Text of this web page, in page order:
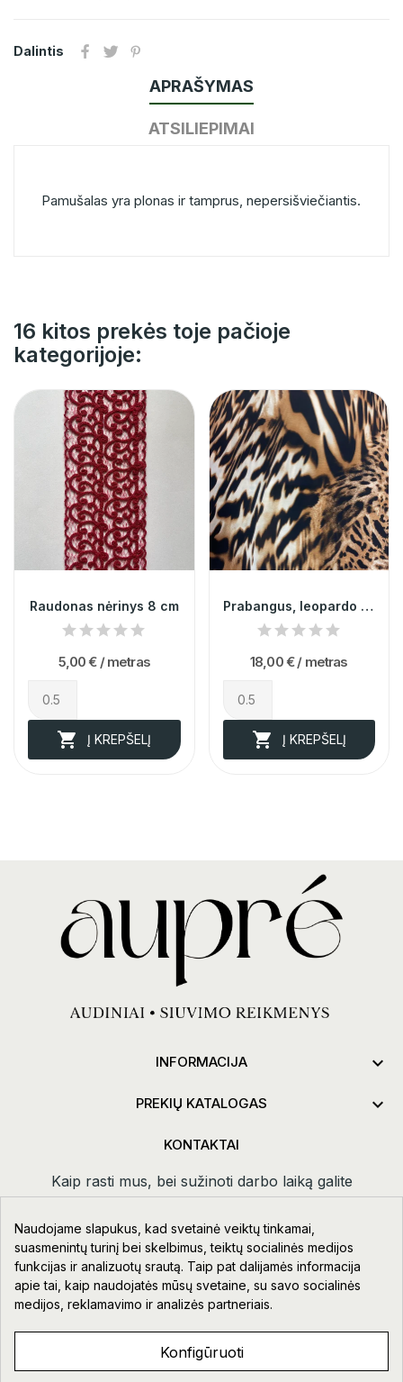
Dalintis
APRAŠYMAS
ATSILIEPIMAI
Pamušalas yra plonas ir tamprus, nepersišviečiantis.
16 kitos prekės toje pačioje
kategorijoje:
Raudonas nėrinys 8 cm
5,00 € / metras
 Į KREPŠELĮ
Prabangus, leopardo rašto plonas žoržetas 013000
18,00 € / metras
 Į KREPŠELĮ
INFORMACIJA 
PREKIŲ KATALOGAS 
KONTAKTAI
Kaip rasti mus, bei sužinoti darbo laiką galite
paspauduskontaktai.
Taikos pr. 111-109, Klaipėda
+370 678 02418
info@aupre.lt
Facebook
Naudojame slapukus, kad svetainė veiktų tinkamai,
suasmenintų turinį bei skelbimus, teiktų socialinės medijos
funkcijas ir analizuotų srautą. Taip pat dalijamės informacija
apie tai, kaip naudojatės mūsų svetaine, su savo socialinės
medijos, reklamavimo ir analizės partneriais.
Konfigūruoti